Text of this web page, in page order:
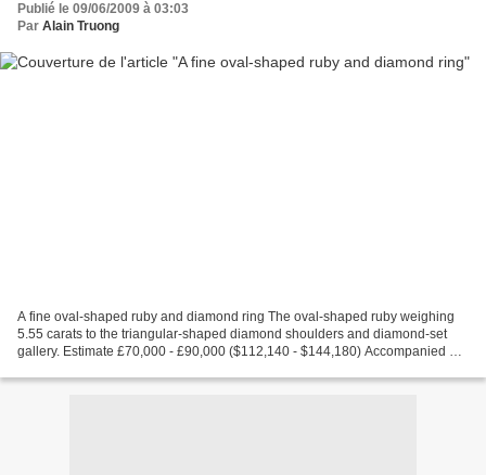
Publié le 09/06/2009 à 03:03
Par Alain Truong
A fine oval-shaped ruby and diamond ring The oval-shaped ruby weighing
5.55 carats to the triangular-shaped diamond shoulders and diamond-set
gallery. Estimate £70,000 - £90,000 ($112,140 - $144,180) Accompanied by